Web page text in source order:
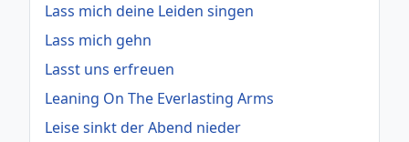
Lass mich deine Leiden singen
Lass mich gehn
Lasst uns erfreuen
Leaning On The Everlasting Arms
Leise sinkt der Abend nieder